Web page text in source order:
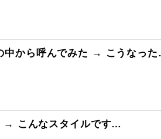
中から呼んでみた → こうなっ
→ こんなスタイルです…